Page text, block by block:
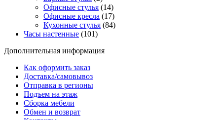
Офисные стулья (14)
Офисные кресла (17)
Кухонные стулья (84)
Часы настенные (101)
Дополнительная информация
Как оформить заказ
Доставка/самовывоз
Отправка в регионы
Подъем на этаж
Сборка мебели
Обмен и возврат